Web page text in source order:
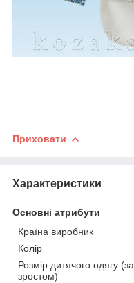
Приховати
Характеристики
Основні атрибути
Країна виробник
Колір
Розмір дитячого одягу (за
зростом)